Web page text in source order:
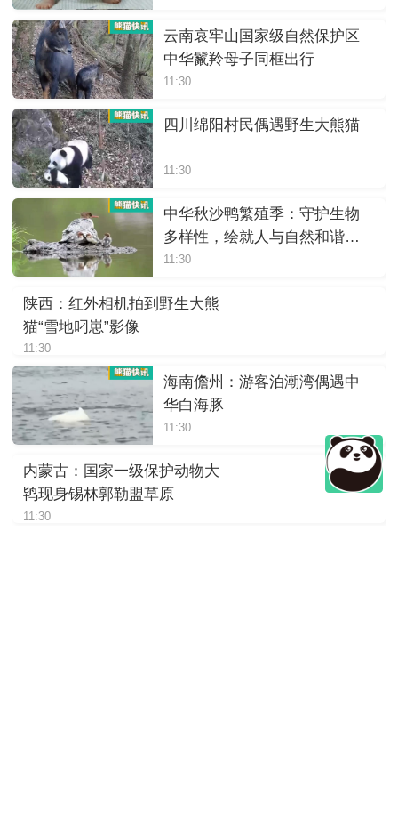
云南哀牢山国家级自然保护区
中华鬣羚母子同框出行
11:30
四川绵阳村民偶遇野生大熊猫
11:30
中华秋沙鸭繁殖季：守护生物
多样性，绘就人与自然和谐画
卷
11:30
陕西：红外相机拍到野生大熊
猫“雪地叼崽”影像
11:30
海南儋州：游客泊潮湾偶遇中
华白海豚
11:30
内蒙古：国家一级保护动物大
鸨现身锡林郭勒盟草原
11:30